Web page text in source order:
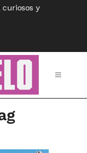
curiosos y